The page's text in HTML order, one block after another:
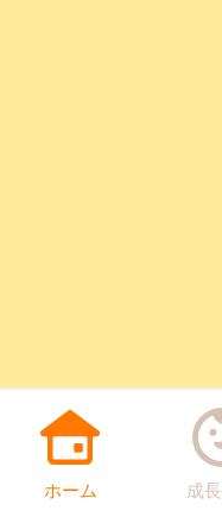
ホーム 成